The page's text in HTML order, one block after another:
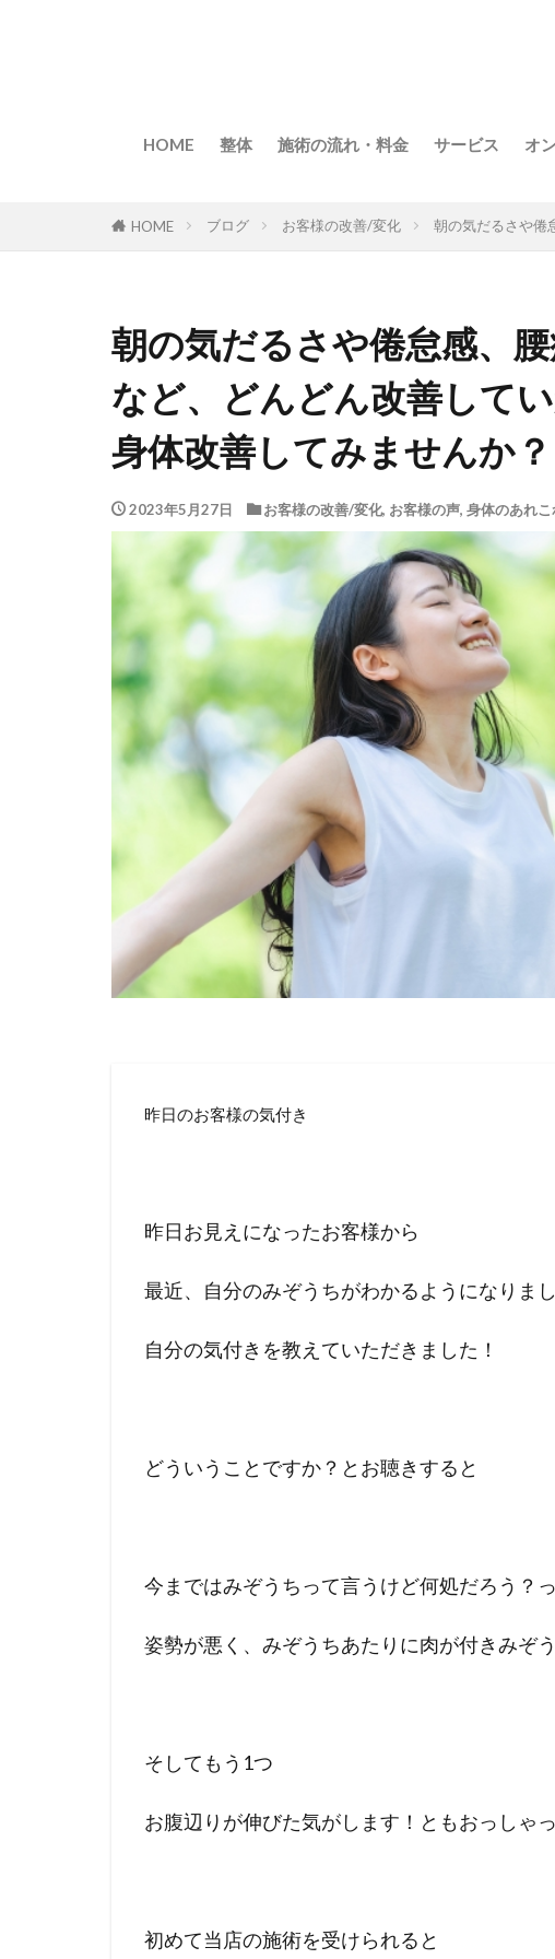
HOME 整体 施術の流れ・料金 サービス オ
HOME ブログ お客様の改善/変化 朝の気だるさや倦
朝の気だるさや倦怠感、
など、どんどん改善して
身体改善してみませんか？
2023年5月27日 お客様の改善/変化, お客様の声, 身体のあれこ
昨日のお客様の気付き
昨日お見えになったお客様から
最近、自分のみぞうちがわかるようになりま
自分の気付きを教えていただきました！
どういうことですか？とお聴きすると
今まではみぞうちって言うけど何処だろう？
姿勢が悪く、みぞうちあたりに肉が付きみぞ
そしてもう1つ
お腹辺りが伸びた気がします！ともおっしゃっ
初めて当店の施術を受けられると